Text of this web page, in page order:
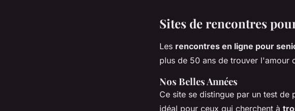
Sites de rencontres
Les rencontres en ligne pour
plus de 50 ans de trouver l'amour
Nos Belles Années
Ce site se distingue par un test
idéal pour ceux qui cherchent à